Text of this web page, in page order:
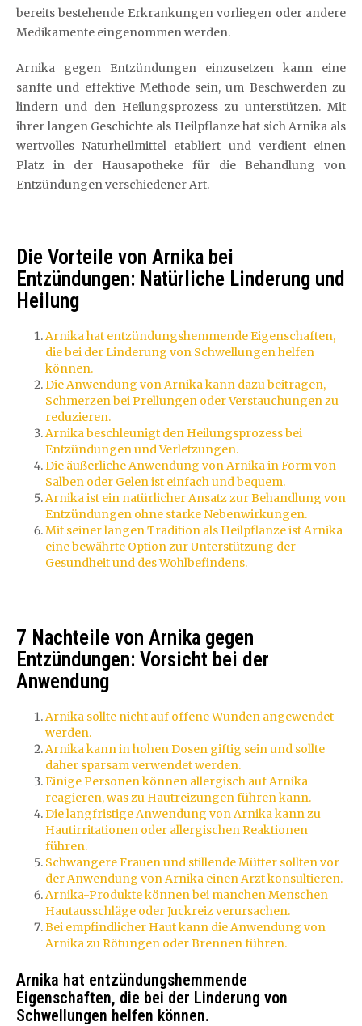
bereits bestehende Erkrankungen vorliegen oder andere
Medikamente eingenommen werden.
Arnika gegen Entzündungen einzusetzen kann eine
sanfte und effektive Methode sein, um Beschwerden zu
lindern und den Heilungsprozess zu unterstützen. Mit
ihrer langen Geschichte als Heilpflanze hat sich Arnika als
wertvolles Naturheilmittel etabliert und verdient einen
Platz in der Hausapotheke für die Behandlung von
Entzündungen verschiedener Art.
Die Vorteile von Arnika bei
Entzündungen: Natürliche Linderung und
Heilung
Arnika hat entzündungshemmende Eigenschaften,
die bei der Linderung von Schwellungen helfen
können.
Die Anwendung von Arnika kann dazu beitragen,
Schmerzen bei Prellungen oder Verstauchungen zu
reduzieren.
Arnika beschleunigt den Heilungsprozess bei
Entzündungen und Verletzungen.
Die äußerliche Anwendung von Arnika in Form von
Salben oder Gelen ist einfach und bequem.
Arnika ist ein natürlicher Ansatz zur Behandlung von
Entzündungen ohne starke Nebenwirkungen.
Mit seiner langen Tradition als Heilpflanze ist Arnika
eine bewährte Option zur Unterstützung der
Gesundheit und des Wohlbefindens.
7 Nachteile von Arnika gegen
Entzündungen: Vorsicht bei der
Anwendung
Arnika sollte nicht auf offene Wunden angewendet
werden.
Arnika kann in hohen Dosen giftig sein und sollte
daher sparsam verwendet werden.
Einige Personen können allergisch auf Arnika
reagieren, was zu Hautreizungen führen kann.
Die langfristige Anwendung von Arnika kann zu
Hautirritationen oder allergischen Reaktionen
führen.
Schwangere Frauen und stillende Mütter sollten vor
der Anwendung von Arnika einen Arzt konsultieren.
Arnika-Produkte können bei manchen Menschen
Hautausschläge oder Juckreiz verursachen.
Bei empfindlicher Haut kann die Anwendung von
Arnika zu Rötungen oder Brennen führen.
Arnika hat entzündungshemmende
Eigenschaften, die bei der Linderung von
Schwellungen helfen können.